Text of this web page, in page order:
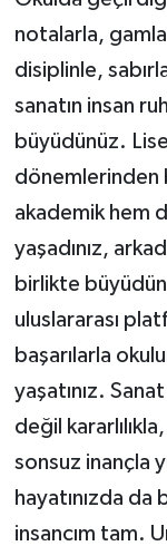
notalarla,
disiplinle,
sanatın insan
büyüdünüz. Lise
dönemlerinden
akademik hem
yaşadınız,
birlikte
uluslararası
başarılarla
yaşatınız.
değil
sonsuz inançla
hayatınızda
insancım tam.